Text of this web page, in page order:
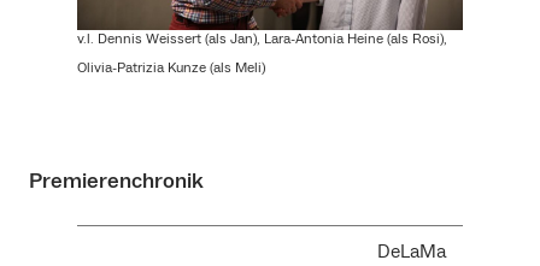
v.l. Dennis Weissert (als Jan), Lara-Antonia Heine (als Rosi),
Olivia-Patrizia Kunze (als Meli)
Premierenchronik
DeLaMa